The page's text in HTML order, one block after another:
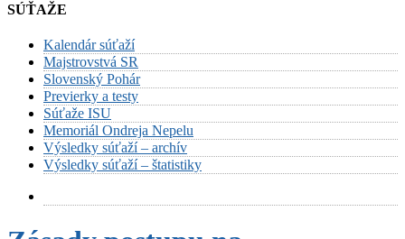
SÚŤAŽE
Kalendár súťaží
Majstrovstvá SR
Slovenský Pohár
Previerky a testy
Súťaže ISU
Memoriál Ondreja Nepelu
Výsledky súťaží – archív
Výsledky súťaží – štatistiky